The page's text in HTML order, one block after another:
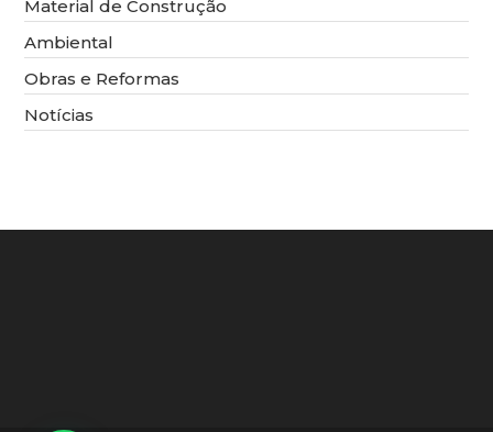
Material de Construção
Ambiental
Obras e Reformas
Notícias